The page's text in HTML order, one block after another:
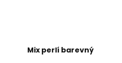
Mix perlí barevný